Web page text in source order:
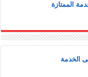
الممتازة
الخدمة